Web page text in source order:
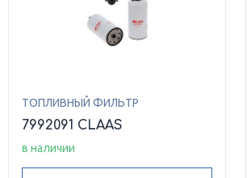
ТОПЛИВНЫЙ ФИЛЬТР
7992091 CLAAS
в наличии